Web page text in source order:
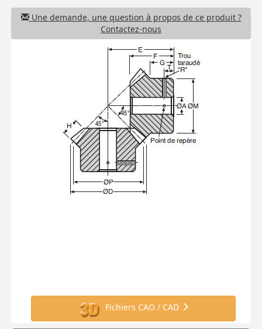
Une demande, une question à propos de ce produit ?
Contactez-nous
Fichiers CAO / CAD